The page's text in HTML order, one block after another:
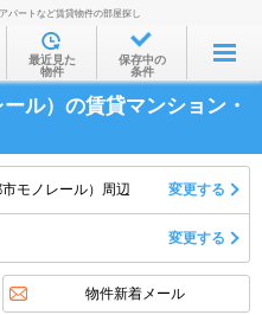
探す
線・駅から
所から
相場から
動産会社から
パートなど賃貸物件の部屋探し
最近見た
物件
保存中の
条件
ル）の賃貸マンション・
モノレール）周辺 変更する
変更する
物件新着メール